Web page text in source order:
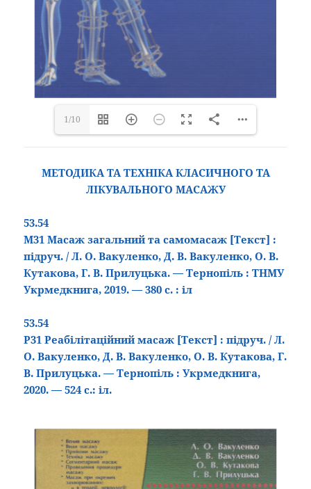
1/10
МЕТОДИКА ТА ТЕХНІКА КЛАСИЧНОГО ТА
ЛІКУВАЛЬНОГО МАСАЖУ
53.54
М31 Масаж загальний та самомасаж [Текст] :
підруч. / Л. О. Вакуленко, Д. В. Вакуленко, О. В.
Кутакова, Г. В. Прилуцька. — Тернопіль : ТНМУ
Укрмедкнига, 2019. — 380 с. : іл
53.54
Р31 Реабілітаційний масаж [Текст] : підруч. / Л.
О. Вакуленко, Д. В. Вакуленко, О. В. Кутакова, Г.
В. Прилуцька. — Тернопіль : Укрмедкнига,
2020. — 524 с.: іл.